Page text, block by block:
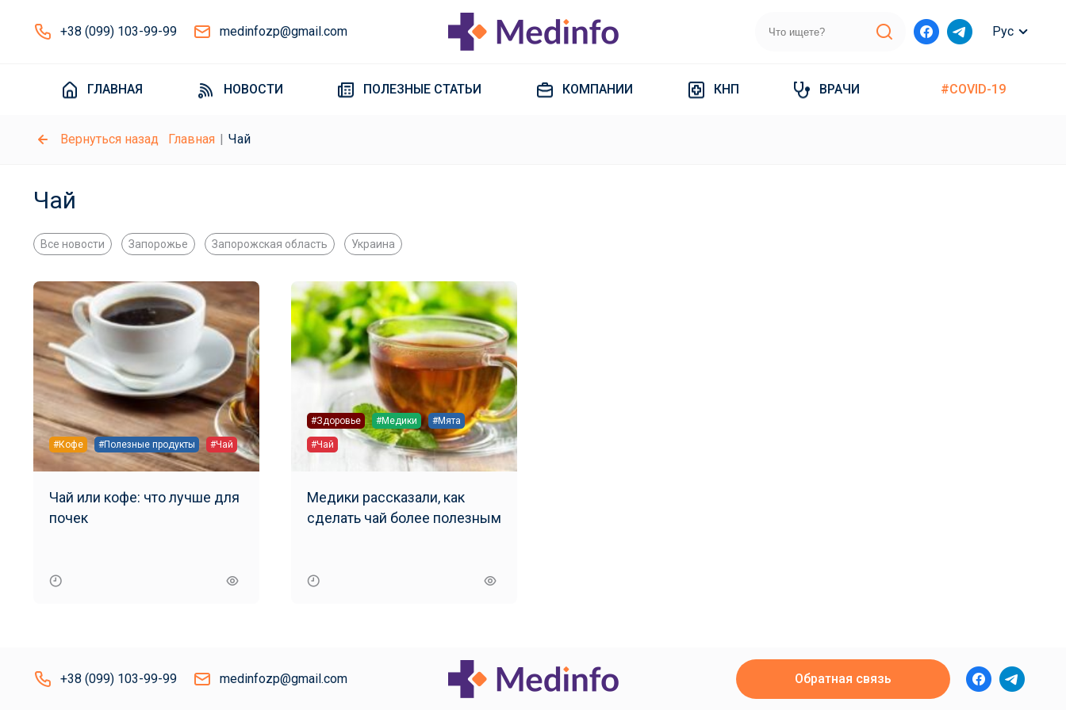
+38 (099) 103-99-99 medinfozp@gmail.com Рус
ГЛАВНАЯ НОВОСТИ ПОЛЕЗНЫЕ СТАТЬИ КОМПАНИИ КНП ВРАЧИ #COVID-19
Вернуться назад Главная Чай
Чай
Все новости Запорожье Запорожская область Украина
#Кофе #Полезные продукты #Чай
Чай или кофе: что лучше для
почек
#Здоровье #Медики #Мята
#Чай
Медики рассказали, как
сделать чай более полезным
+38 (099) 103-99-99 medinfozp@gmail.com Обратная связь